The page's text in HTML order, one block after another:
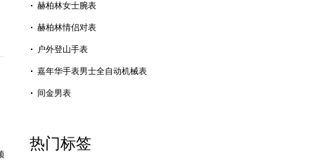
赫柏林女士腕表
赫柏林情侣对表
户外登山手表
嘉年华手表男士全自动机械表
间金男表
热门标签